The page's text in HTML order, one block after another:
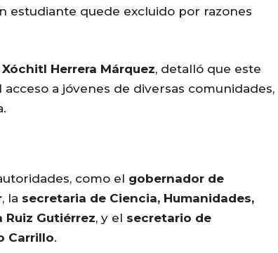
estudiante quede excluido por razones
Herrera Márquez, detalló que este
a jóvenes de diversas comunidades,
como el gobernador de
, la secretaria de Ciencia, Humanidades,
Ruiz Gutiérrez, y el secretario de
Carrillo.